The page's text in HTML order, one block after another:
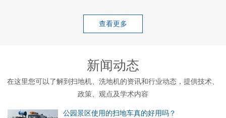
查看更多
新闻动态
在这里您可以了解到扫地机、洗地机的资讯和行业动态，提供技术、
政策、观点及学术内容
公园景区使用的扫地车真的好用吗？